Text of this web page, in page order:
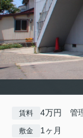
賃料 4万円 管
敷金 1ヶ月